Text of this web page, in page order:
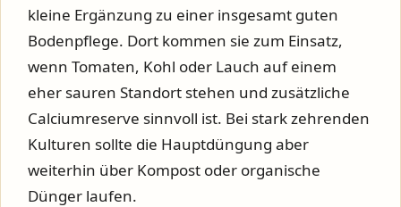
kleine Ergänzung zu einer insgesamt guten
Bodenpflege. Dort kommen sie zum Einsatz,
wenn Tomaten, Kohl oder Lauch auf einem
eher sauren Standort stehen und zusätzliche
Calciumreserve sinnvoll ist. Bei stark zehrenden
Kulturen sollte die Hauptdüngung aber
weiterhin über Kompost oder organische
Dünger laufen.